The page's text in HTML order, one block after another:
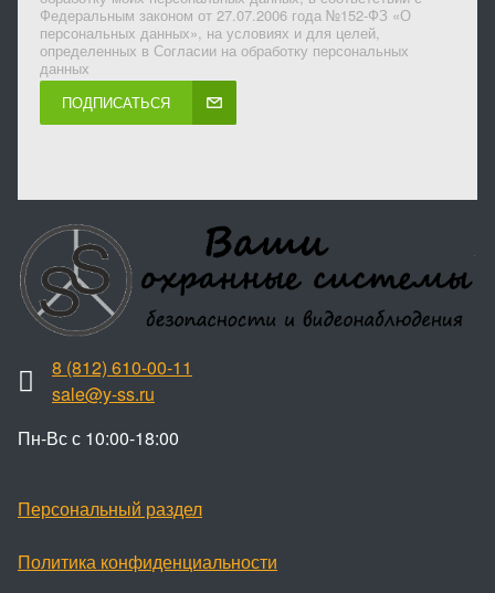
Федеральным законом от 27.07.2006 года №152-ФЗ «О
персональных данных», на условиях и для целей,
определенных в Согласии на обработку персональных
данных
ПОДПИСАТЬСЯ
8 (812) 610-00-11
sale@y-ss.ru
Пн-Вс с 10:00-18:00
Персональный раздел
Политика конфиденциальности